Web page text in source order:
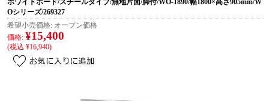
ホワイトボード/スチールタイプ/無地片面/脚付/WO-1890/幅1800×高さ905mm/W
Oシリーズ/269327
希望小売価格: オープン価格
価格: ¥15,400
(税込 ¥16,940)